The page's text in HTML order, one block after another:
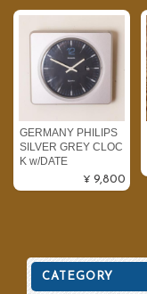
GERMANY PHILIPS
SILVER GREY CLOC
K w/DATE
¥9,800
CATEGORY